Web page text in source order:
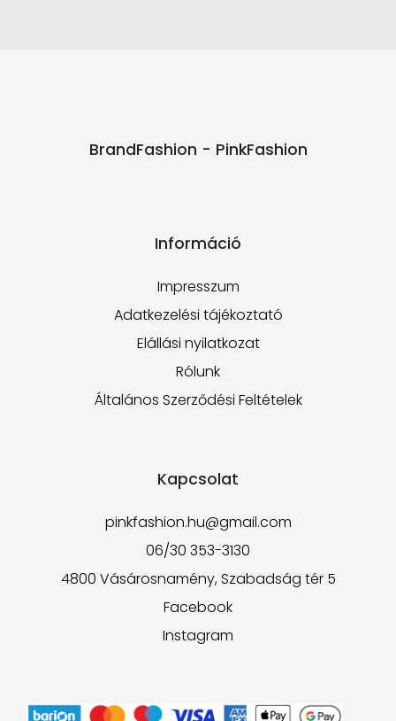
BrandFashion - PinkFashion
Információ
Impresszum
Adatkezelési tájékoztató
Elállási nyilatkozat
Rólunk
Általános Szerződési Feltételek
Kapcsolat
pinkfashion.hu@gmail.com
06/30 353-3130
4800 Vásárosnamény, Szabadság tér 5
Facebook
Instagram